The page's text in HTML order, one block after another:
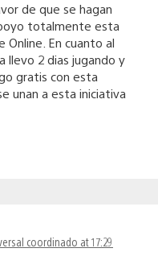
de que se hagan
totalmente esta
Online. En cuanto al
llevo 2 dias jugando y
gratis con esta
unan a esta iniciativa
coordinado at 17:29